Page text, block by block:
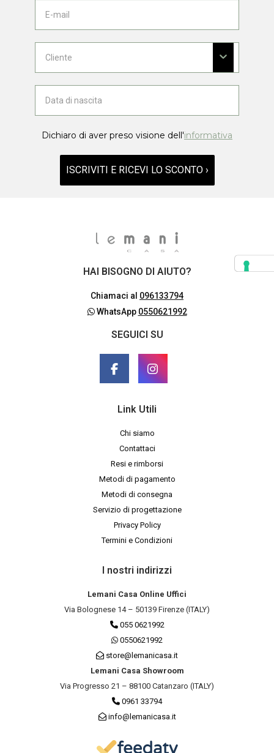
Dichiaro di aver preso visione dell'informativa
ISCRIVITI E RICEVI LO SCONTO ›
HAI BISOGNO DI AIUTO?
Chiamaci al 096133794
WhatsApp 0550621992
SEGUICI SU
Link Utili
Chi siamo
Contattaci
Resi e rimborsi
Metodi di pagamento
Metodi di consegna
Servizio di progettazione
Privacy Policy
Termini e Condizioni
I nostri indirizzi
Lemani Casa Online Uffici
Via Bolognese 14 – 50139 Firenze (ITALY)
055 0621992
0550621992
store@lemanicasa.it
Lemani Casa Showroom
Via Progresso 21 – 88100 Catanzaro (ITALY)
0961 33794
info@lemanicasa.it